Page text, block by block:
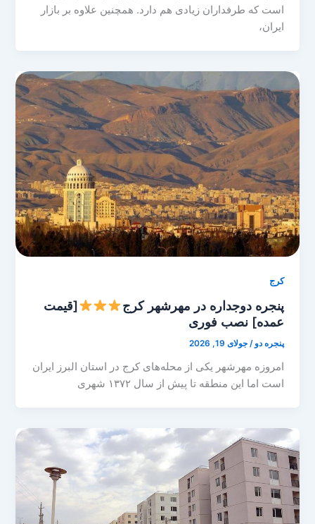
است که طرفداران زیادی هم دارد. همچنین علاوه بر بازار
ایران،
کرج
پنجره دوجداره در مهرشهر کرج
[قیمت
عمده] نصب فوری
پنجره دو/جولای 19, 2026
امروزه مهرشهر یکی از محله‌های کرج در استان البرز ایران
است اما این منطقه تا پیش از سال ۱۳۷۲ شهری